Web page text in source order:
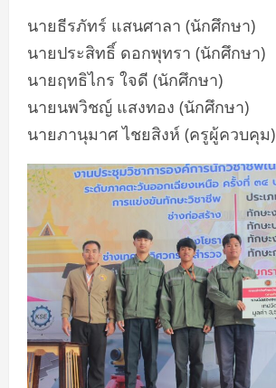
นายธีรภัทร์ แสนศาลา (นักศึกษา)
นายประสิทธิ์ ดอกพุทรา (นักศึกษา)
นายฤทธิไกร ใจดี (นักศึกษา)
นายนพวิชญ์ แสงทอง (นักศึกษา)
นายภานุมาศ ไชยสิงห์ (ครูผู้ควบคุม)